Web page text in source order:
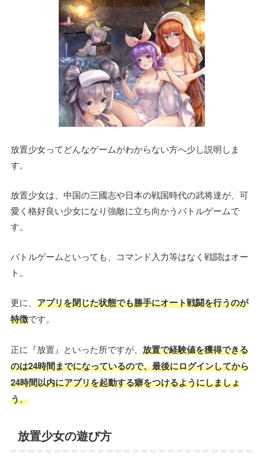
放置少女ってどんなゲームがわからない方へ少し説明しま
す。
放置少女は、中国の三國志や日本の戦国時代の武将達が、可
愛く格好良い少女になり強敵に立ち向かうバトルゲームで
す。
バトルゲームといっても、コマンド入力等はなく戦闘はオー
ト。
更に、アプリを閉じた状態でも勝手にオート戦闘を行うのが
特徴です。
正に『放置』といった所ですが、放置で経験値を獲得できる
のは24時間までになっているので、最後にログインしてから
24時間以内にアプリを起動する癖をつけるようにしましょ
う。
放置少女の遊び方